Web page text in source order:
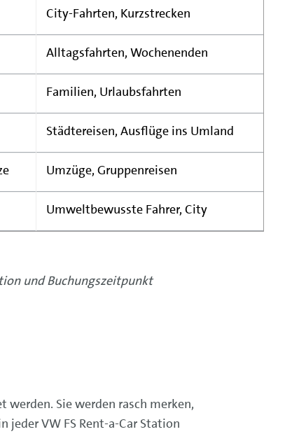
City-Fahrten, Kurzstrecken
Alltagsfahrten, Wochenenden
Familien, Urlaubsfahrten
Städtereisen, Ausflüge ins Umland
Umzüge, Gruppenreisen
Umweltbewusste Fahrer, City
und Buchungszeitpunkt
werden. Sie werden rasch merken,
VW FS Rent-a-Car Station